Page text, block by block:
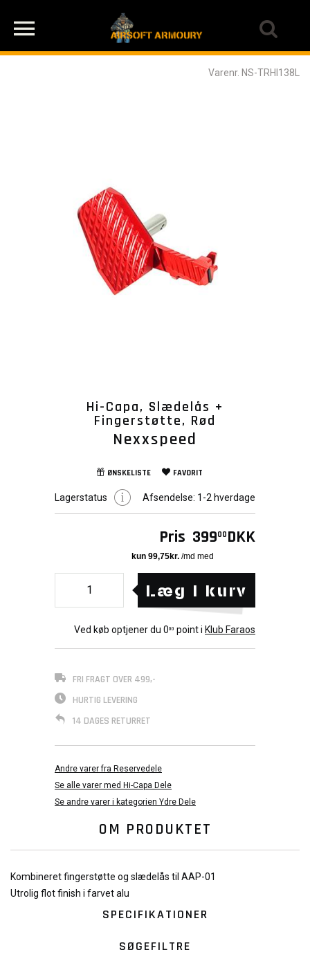
Varenr. NS-TRHI138L
Hi-Capa, Slædelås +
Fingerstøtte, Rød
Nexxspeed
ØNSKELISTE FAVORIT
Lagerstatus Afsendelse: 1-2 hverdage
Pris 39900 DKK
Læg i kurv
Ved køb optjener du 000 point i Klub Faraos
FRI FRAGT OVER 499,-
HURTIG LEVERING
14 DAGES RETURRET
Andre varer fra Reservedele
Se alle varer med Hi-Capa Dele
Se andre varer i kategorien Ydre Dele
OM PRODUKTET
Kombineret fingerstøtte og slædelås til AAP-01
Utrolig flot finish i farvet alu
SPECIFIKATIONER
SØGEFILTRE